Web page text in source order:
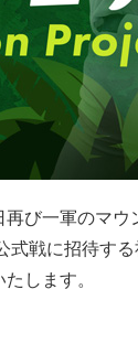
び一軍のマ
戦に招待す
します。